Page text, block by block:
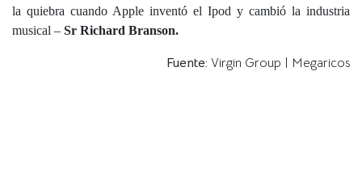
la quiebra cuando Apple inventó el Ipod y cambió la industria
musical – Sr Richard Branson.
Fuente: Virgin Group | Megaricos